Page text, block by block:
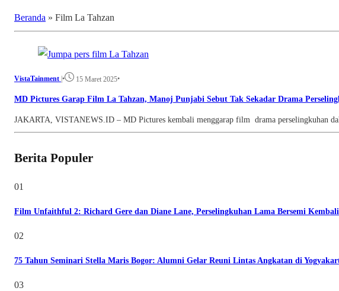
Beranda » Film La Tahzan
VistaTainment • 15 Maret 2025•
MD Pictures Garap Film La Tahzan, Manoj Punjabi Sebut Tak Sekadar Drama
JAKARTA, VISTANEWS.ID – MD Pictures kembali menggarap film drama perselingkuhan
Berita Populer
01
Film Unfaithful 2: Richard Gere dan Diane Lane, Perselingkuhan Lama Bersemi Kembali
02
75 Tahun Seminari Stella Maris Bogor: Alumni Gelar Reuni Lintas Angkatan di
03